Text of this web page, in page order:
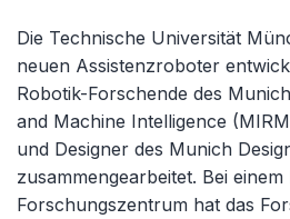
Die Technische Universität
neuen Assistenzroboter
Robotik-Forschende des
and Machine Intelligence
und Designer des Munich
zusammengearbeitet. Bei
Forschungszentrum hat das